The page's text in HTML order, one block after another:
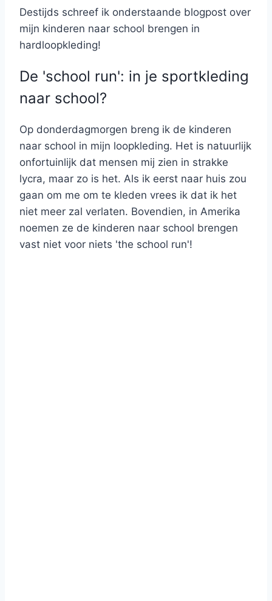
Destijds schreef ik onderstaande blogpost over
mijn kinderen naar school brengen in
hardloopkleding!
De 'school run': in je sportkleding
naar school?
Op donderdagmorgen breng ik de kinderen
naar school in mijn loopkleding. Het is natuurlijk
onfortuinlijk dat mensen mij zien in strakke
lycra, maar zo is het. Als ik eerst naar huis zou
gaan om me om te kleden vrees ik dat ik het
niet meer zal verlaten. Bovendien, in Amerika
noemen ze de kinderen naar school brengen
vast niet voor niets 'the school run'!